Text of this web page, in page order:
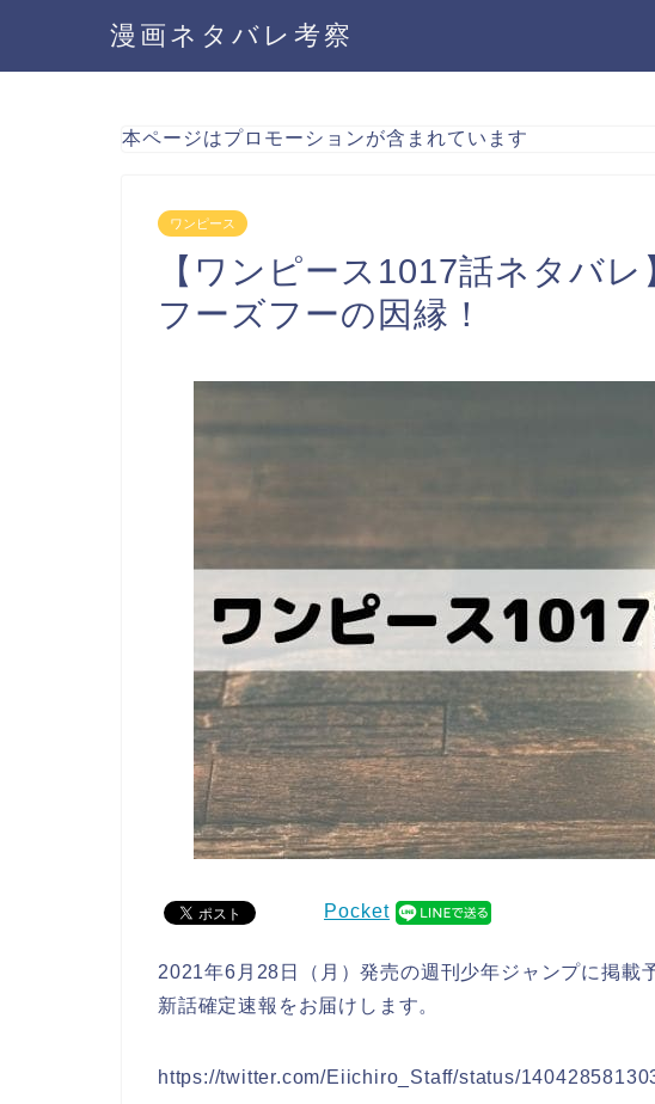
漫画ネタバレ考察
本ページはプロモーションが含まれています
ワンピース
【ワンピース1017話ネタバ
フーズフーの因縁！
Pocket
2021年6月28日（月）発売の週刊少年ジャンプに掲載
新話確定速報をお届けします。
https://twitter.com/Eiichiro_Staff/status/